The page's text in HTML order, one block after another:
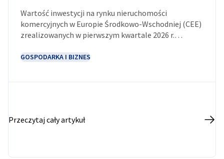
Wartość inwestycji na rynku nieruchomości
komercyjnych w Europie Środkowo-Wschodniej (CEE)
zrealizowanych w pierwszym kwartale 2026 r.
zainwestowanego kapitału trafiło do Polski.
GOSPODARKA I BIZNES
Przeczytaj cały artykuł